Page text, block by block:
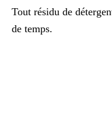
Tout résidu de
de temps.